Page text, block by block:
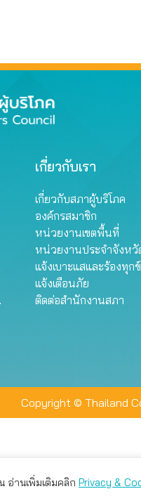
เกี่ยวกับเรา
เกี่ยวกับสภาผู้บริโภค
องค์กรสมาชิก
หน่วยงานเขตพื้นที่
หน่วยงานประจำจังหวั
แจ้งเบาะแสและร้องทุกข์
แจ้งเตือนภัย
ติดต่อสำนักงานสภา
Copyright © Thailand
อ่านเพิ่มเติมคลิก Privacy &
ห้แก่ท่าน คุณสามารถเลือกตั้ง